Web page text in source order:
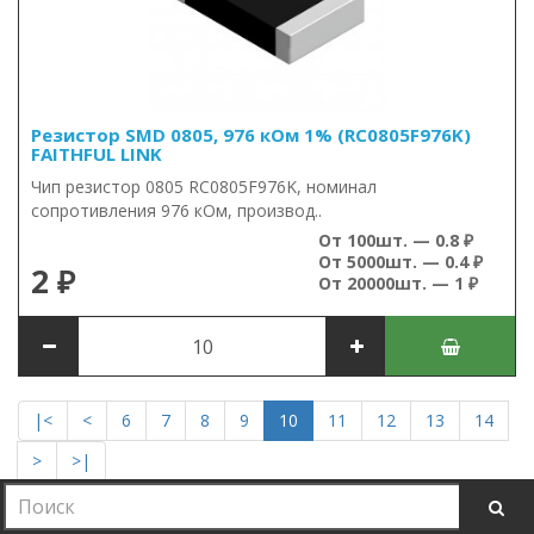
Резистор SMD 0805, 976 кОм 1% (RC0805F976K)
FAITHFUL LINK
Чип резистор 0805 RC0805F976K, номинал
сопротивления 976 кОм, производ..
2 ₽
От 100шт. — 0.8 ₽
От 5000шт. — 0.4 ₽
От 20000шт. — 1 ₽
|< < 6 7 8 9 10 11 12 13
14
>
>|
Показано с 271 по 300 из 1126 (всего 38 страниц)